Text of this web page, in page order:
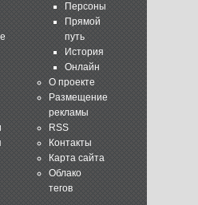
Персоны
Прямой
путь
История
Онлайн
О проекте
Размещение
рекламы
RSS
Контакты
Карта сайта
Облако
тегов